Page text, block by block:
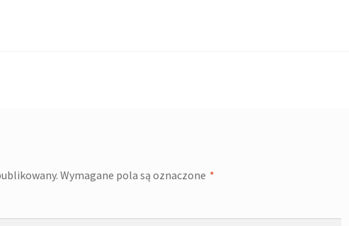
Wymagane pola są oznaczone *